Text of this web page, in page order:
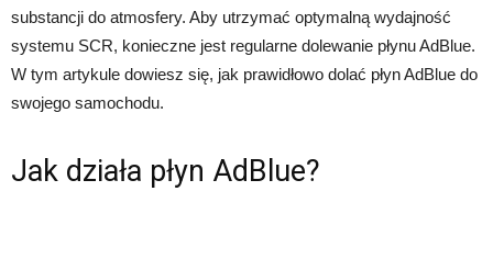
substancji do atmosfery. Aby utrzymać optymalną wydajność
systemu SCR, konieczne jest regularne dolewanie płynu AdBlue.
W tym artykule dowiesz się, jak prawidłowo dolać płyn AdBlue do
swojego samochodu.
Jak działa płyn AdBlue?